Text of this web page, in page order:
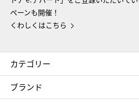
ペーンも開催！
くわしくはこちら
カテゴリー
コスメ＆ビューティー
ギフト
レデ
ブランド